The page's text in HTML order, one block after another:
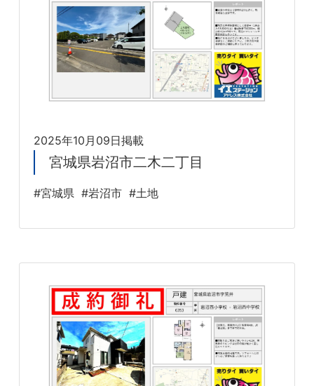
2025年10月09日掲載
宮城県岩沼市二木二丁目
#宮城県 #岩沼市 #土地